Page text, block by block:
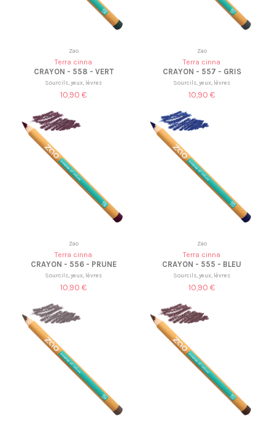
Zao
Terra cinna
CRAYON - 558 - VERT
Sourcils, yeux, lèvres
10,90 €
Zao
Terra cinna
CRAYON - 557 - GRIS
Sourcils, yeux, lèvres
10,90 €
Zao
Terra cinna
CRAYON - 556 - PRUNE
Sourcils, yeux, lèvres
10,90 €
Zao
Terra cinna
CRAYON - 555 - BLEU
Sourcils, yeux, lèvres
10,90 €